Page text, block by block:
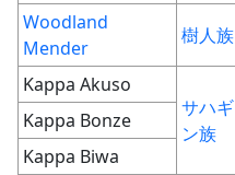
Woodland
Mender
樹人族
Kappa Akuso
サハギ
ン族
Kappa Bonze
Kappa Biwa